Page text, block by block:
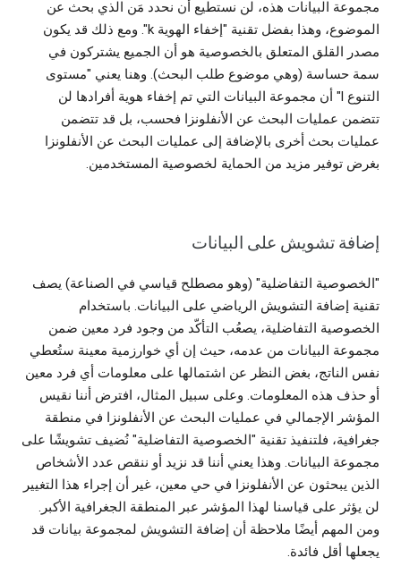
مجموعة البيانات هذه، لن نستطيع أن نحدد مَن الذي بحث عن
الموضوع، وهذا بفضل تقنية "إخفاء الهوية k". ومع ذلك قد يكون
مصدر القلق المتعلق بالخصوصية هو أن الجميع يشتركون في
سمة حساسة (وهي موضوع طلب البحث). وهنا يعني "مستوى
التنوع l" أن مجموعة البيانات التي تم إخفاء هوية أفرادها لن
تتضمن عمليات البحث عن الأنفلونزا فحسب، بل قد تتضمن
عمليات بحث أخرى بالإضافة إلى عمليات البحث عن الأنفلونزا
بغرض توفير مزيد من الحماية لخصوصية المستخدمين.
إضافة تشويش على البيانات
"الخصوصية التفاضلية" (وهو مصطلح قياسي في الصناعة) يصف
تقنية إضافة التشويش الرياضي على البيانات. باستخدام
الخصوصية التفاضلية، يصعُب التأكّد من وجود فرد معين ضمن
مجموعة البيانات من عدمه، حيث إن أي خوارزمية معينة ستُعطي
نفس الناتج، بغض النظر عن اشتمالها على معلومات أي فرد معين
أو حذف هذه المعلومات. وعلى سبيل المثال، افترض أننا نقيس
المؤشر الإجمالي في عمليات البحث عن الأنفلونزا في منطقة
جغرافية، فلتنفيذ تقنية "الخصوصية التفاضلية" نُضيف تشويشًا على
مجموعة البيانات. وهذا يعني أننا قد نزيد أو ننقص عدد الأشخاص
الذين يبحثون عن الأنفلونزا في حي معين، غير أن إجراء هذا التغيير
لن يؤثر على قياسنا لهذا المؤشر عبر المنطقة الجغرافية الأكبر.
ومن المهم أيضًا ملاحظة أن إضافة التشويش لمجموعة بيانات قد
يجعلها أقل فائدة.